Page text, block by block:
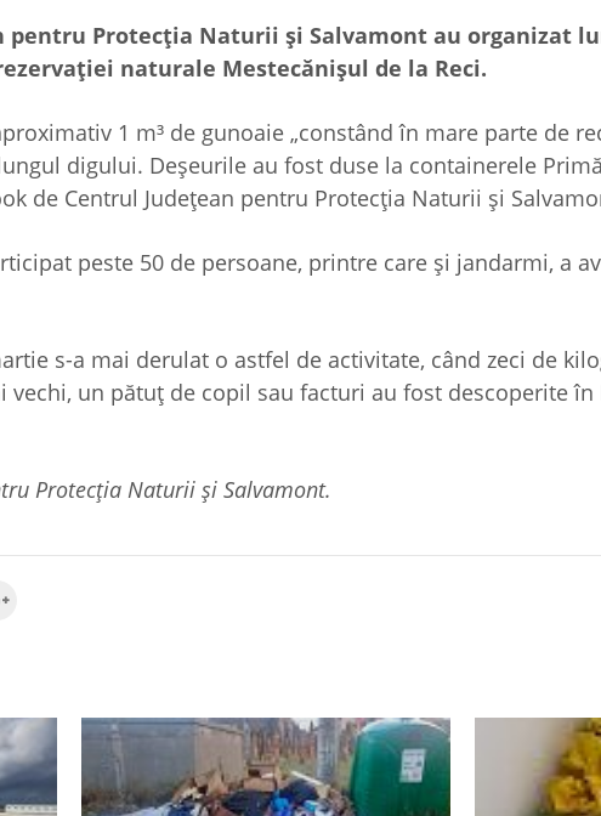
pentru Protecţia Naturii şi Salvamont au organizat
naturale Mestecănișul de la Reci.
1 m³ de gunoaie „constând în mare parte de
digului. Deşeurile au fost duse la containerele
de Centrul Judeţean pentru Protecţia Naturii şi
peste 50 de persoane, printre care și jandarmi, a
s-a mai derulat o astfel de activitate, când zeci de
un pătuț de copil sau facturi au fost descoperite în
Protecţia Naturii şi Salvamont.